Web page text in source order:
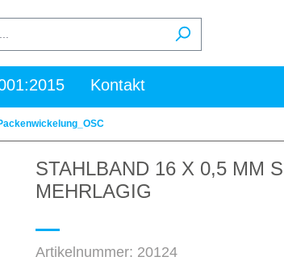
Kontakt
STAHLBAND 16 X 0,5 MM
MEHRLAGIG
Artikelnummer: 20124